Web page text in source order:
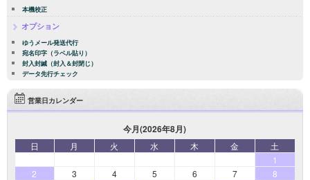
本機校正
オプション
ゆうメール発送代行
宛名印字（ラベル貼り）
封入封緘（封入＆封閉じ）
データ先行チェック
営業日カレンダー
今月(2026年8月)
日 月 火 水 木 金
土
1
2
3 4 5 6 7 8